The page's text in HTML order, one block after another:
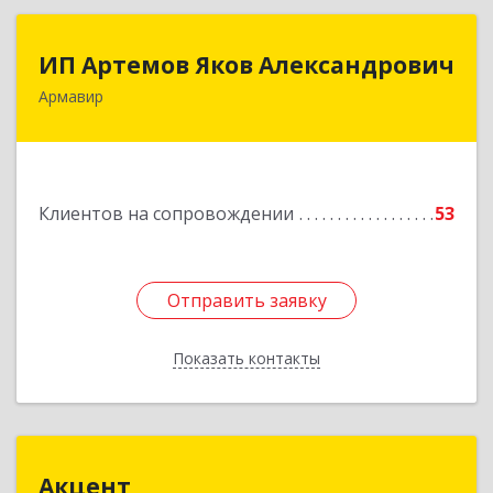
ИП Артемов Яков Александрович
Армавир
Клиентов на сопровождении 53
Отправить заявку
Показать контакты
Отправить заявку
Назад
Акцент